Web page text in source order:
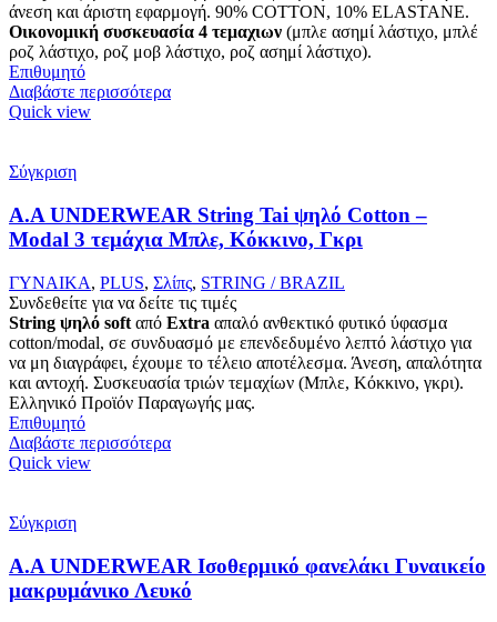
άνεση και άριστη εφαρμογή. 90% COTTON, 10% ELASTANΕ.
Οικονομική συσκευασία 4 τεμαχιων (μπλε ασημί λάστιχο, μπλέ
ροζ λάστιχο, ροζ μοβ λάστιχο, ροζ ασημί λάστιχο).
Επιθυμητό
Διαβάστε περισσότερα
Quick view
Σύγκριση
A.A UNDERWEAR String Tai ψηλό Cotton –
Modal 3 τεμάχια Μπλε, Κόκκινο, Γκρι
ΓΥΝΑΙΚΑ, PLUS, Σλίπς, STRING / BRAZIL
Συνδεθείτε για να δείτε τις τιμές
String ψηλό soft από Extra απαλό ανθεκτικό φυτικό ύφασμα
cotton/modal, σε συνδυασμό με επενδεδυμένο λεπτό λάστιχο για
να μη διαγράφει, έχουμε το τέλειο αποτέλεσμα. Άνεση, απαλότητα
και αντοχή. Συσκευασία τριών τεμαχίων (Μπλε, Κόκκινο, γκρι).
Ελληνικό Προϊόν Παραγωγής μας.
Επιθυμητό
Διαβάστε περισσότερα
Quick view
Σύγκριση
Α.A UNDERWEAR Ισοθερμικό φανελάκι Γυναικείο
μακρυμάνικο Λευκό